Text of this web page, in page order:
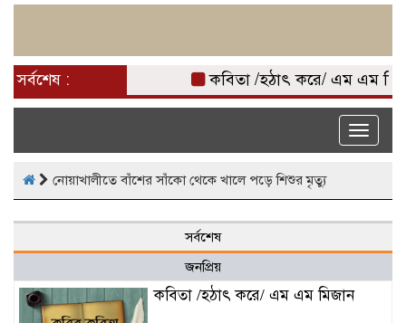
সর্বশেষ : কবিতা /হঠাৎ করে/ এম এম
Toggle
নোয়াখালীতে বাঁশের সাঁকো থেকে খালে পড়ে শিশুর মৃত্যু
সর্বশেষ
জনপ্রিয়
কবিতা /হঠাৎ করে/ এম এম মিজান